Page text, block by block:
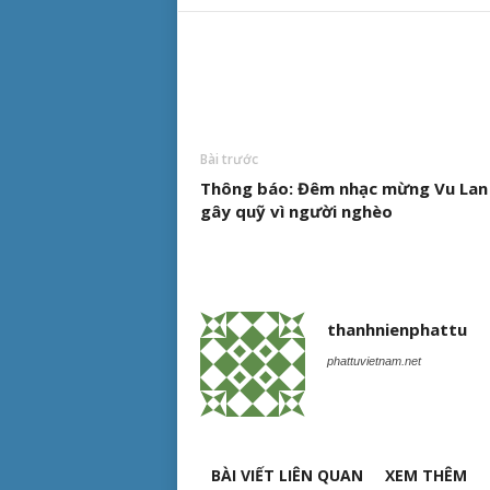
Bài trước
Thông báo: Đêm nhạc mừng Vu
gây quỹ vì người nghèo
thanhnienphattu
phattuvietnam.net
BÀI VIẾT LIÊN QUAN XEM THÊM